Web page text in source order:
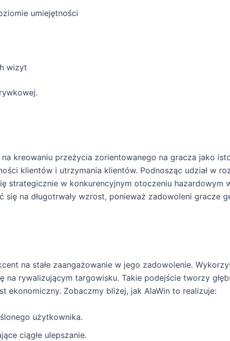
umiejętności
wizyt
kreowaniu przeżycia zorientowanego na gracza jako
klientów i utrzymania klientów. Podnosząc udział w
strategicznie w konkurencyjnym otoczeniu hazardowym
na długotrwały wzrost, ponieważ zadowoleni gracze
na stałe zaangażowanie w jego zadowolenie.
rywalizującym targowisku. Takie podejście tworzy
Zobaczmy bliżej, jak AlaWin to realizuje:
użytkownika.
ciągłe ulepszanie.